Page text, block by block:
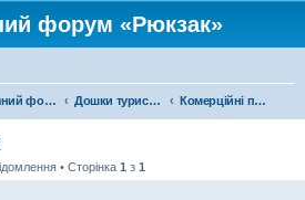
форум «Рюкзак»
Туристичний форум «Рюкзак» Дошки туристичних оголошень Комерційні подорожі
• Сторінка 1 з 1